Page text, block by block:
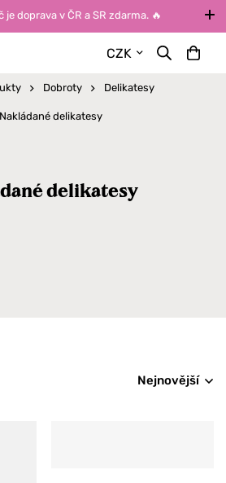
doprava v ČR a SR zdarma. 🔥
vybírejte dopravu kurýrem nebo do Z-
Reklamace zboží způsobené
CZK
Dobroty Delikatesy
Nakládané delikatesy
delikatesy
Nejnovější